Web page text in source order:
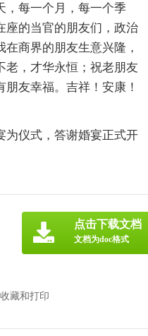
，每一个月，每一个季
座的当官的朋友们，政治
商界的朋友生意兴隆，
老，才华永恒；祝老朋友
友幸福。吉祥！安康！
为仪式，答谢婚宴正式开
藏和打印
点击下载文档
文档为doc格式